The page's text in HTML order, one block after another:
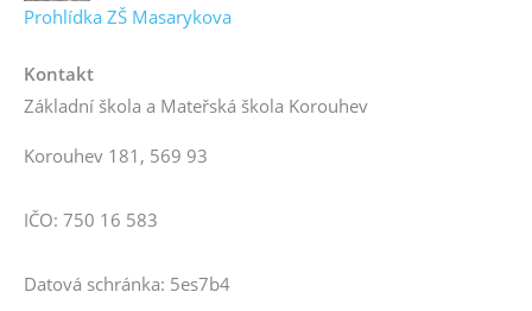
Prohlídka ZŠ Masarykova
Kontakt
Základní škola a Mateřská škola Korouhev
Korouhev 181, 569 93
IČO: 750 16 583
Datová schránka: 5es7b4